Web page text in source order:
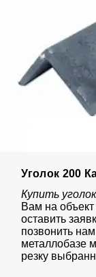
Уголок 200
Купить
Вам на
оставить
позвонить
металлобазе
резку